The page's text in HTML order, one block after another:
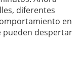
diferentes
en
pueden despertar